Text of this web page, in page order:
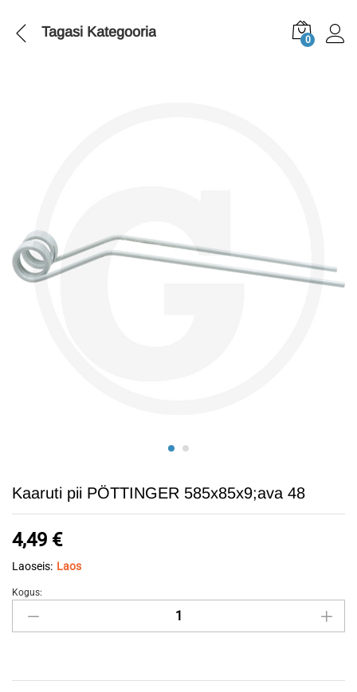
Tagasi Kategooria 0
Kaaruti pii PÖTTINGER 585x85x9;ava 48
4,49 €
Laoseis: Laos
Kaaruti
48
Kogus: